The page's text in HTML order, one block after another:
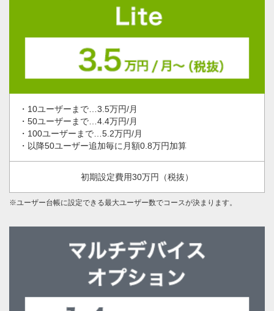
10ユーザーまで…3.5万円/月
50ユーザーまで…4.4万円/月
100ユーザーまで…5.2万円/月
以降50ユーザー追加毎に月額0.8万円加算
初期設定費用30万円（税抜）
※ユーザー台帳に設定できる最大ユーザー数でコースが決まります。